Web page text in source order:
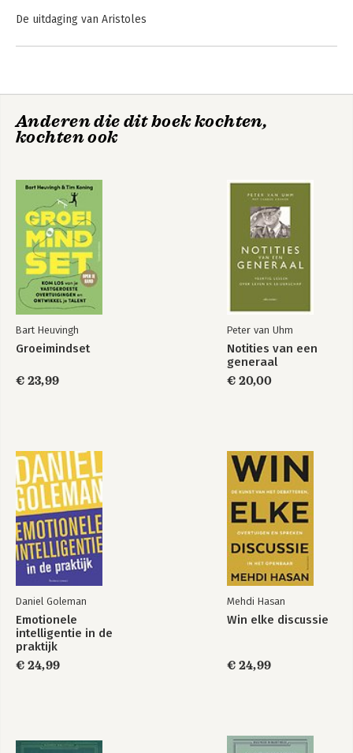
Sociale intelligentie
Daniel Goleman
Reads for New
Boss" by Linda A.
Hill)
Optimaal
Bekijk alle boeken
De uitdaging van Aristoles
Deel 1: Het emotionele brein
Deel 4: Buitenkansen
Deel 5: Emotionele ontwikkeling
Appendix
Nawoord
Register
Anderen die dit boek kochten,
kochten ook
Bart Heuvingh
Groeimindset
€ 23,99
Peter van Uhm
Notities van een
generaal
€ 20,00
Daniel Goleman
Emotionele
intelligentie in de
praktijk
€ 24,99
Mehdi Hasan
Win elke discussie
€ 24,99